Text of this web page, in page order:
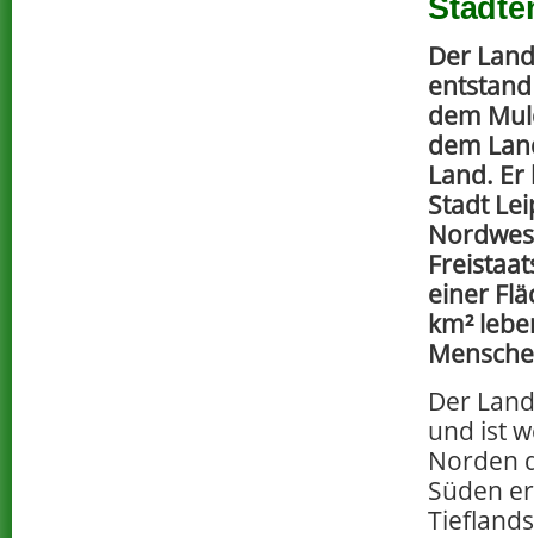
Der
dem
dem
Land.
Stadt
einer
km²
Der
und ist
Norden
Süden